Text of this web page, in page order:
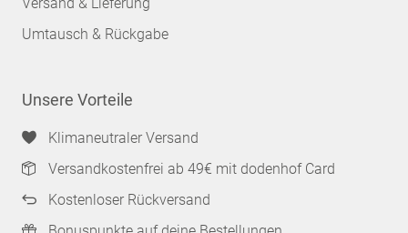
Umtausch & Rückgabe
Unsere Vorteile
Klimaneutraler Versand
Versandkostenfrei ab 49€ mit dodenhof Card
Kostenloser Rückversand